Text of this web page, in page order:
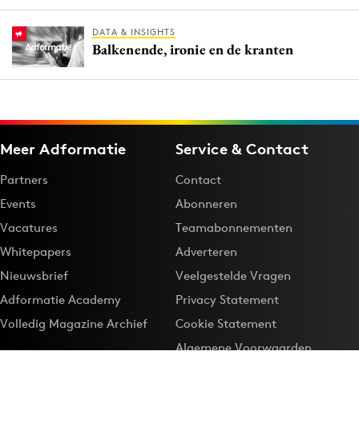
DATA & INSIGHTS
Balkenende, ironie en de kranten
Meer Adformatie
Partners
Events
Vacatures
Whitepapers
Nieuwsbrief
Adformatie Academy
Volledig Magazine Archief
Service & Contact
Contact
Abonneren
Teamabonnementen
Adverteren
Veelgestelde Vragen
Privacy Statement
Cookie Statement
Algemene Voorwaarden